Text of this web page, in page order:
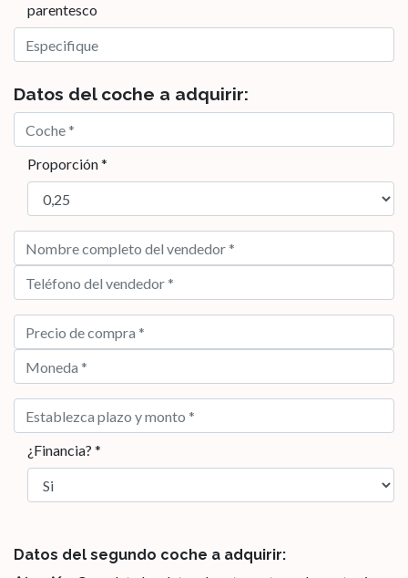
parentesco
Datos del coche a adquirir:
Proporción *
¿Financia? *
Datos del segundo coche a adquirir: